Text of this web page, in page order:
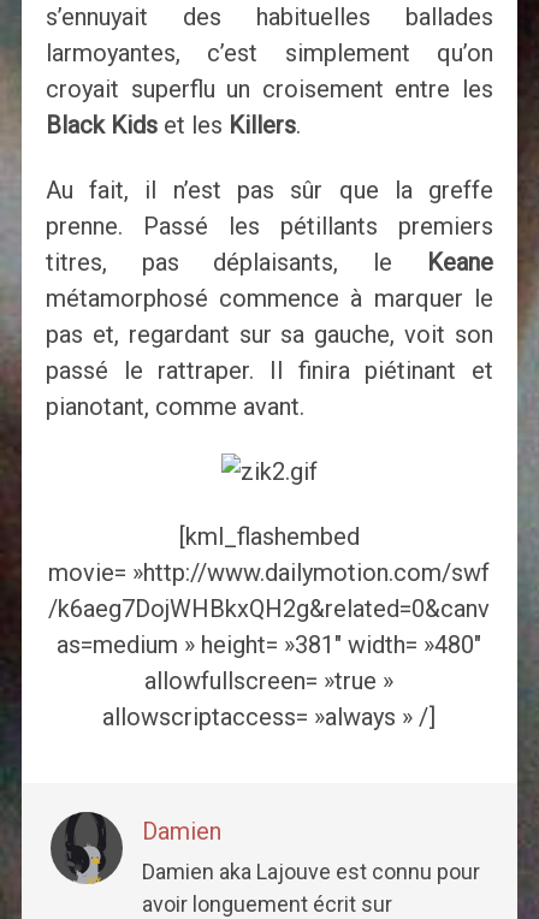
s’ennuyait des habituelles ballades
larmoyantes, c’est simplement qu’on
croyait superflu un croisement entre les
Black Kidset les Killers.
Au fait, il n’est pas sûr que la greffe
prenne. Passé les pétillants premiers
titres, pas déplaisants, le Keane
métamorphosé commence à marquer le
pas et, regardant sur sa gauche, voit son
passé le rattraper. Il finira piétinant et
pianotant, comme avant.
[kml_flashembed
movie= »http://www.dailymotion.com/swf
/k6aeg7DojWHBkxQH2g&related=0&canv
as=medium » height= »381″ width= »480″
allowfullscreen= »true »
allowscriptaccess= »always » /]
Damien
Damien aka Lajouve est connu pour
avoir longuement écrit sur